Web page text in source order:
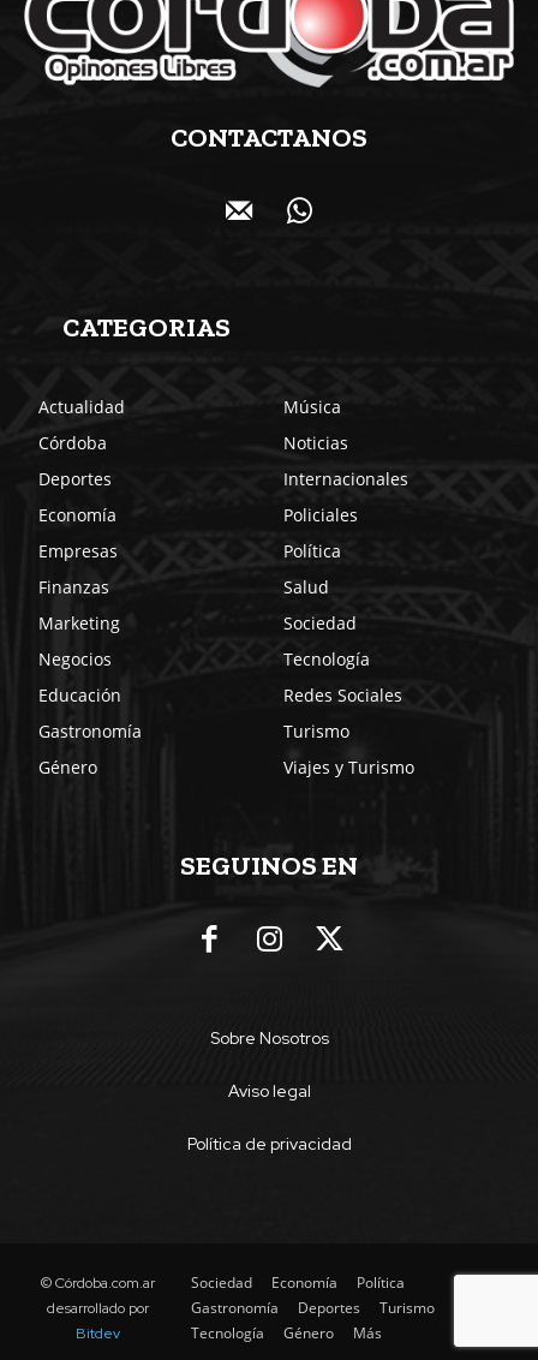
CONTACTANOS
CATEGORIAS
Actualidad
Córdoba
Deportes
Economía
Empresas
Finanzas
Marketing
Negocios
Educación
Gastronomía
Género
Música
Noticias
Internacionales
Policiales
Política
Salud
Sociedad
Tecnología
Redes Sociales
Turismo
Viajes y Turismo
SEGUINOS EN
Sobre Nosotros
Aviso legal
Política de privacidad
© Córdoba.com.ar
desarrollado por
Bitdev
Sociedad Economía
Política
Gastronomía
Deportes
Turismo
Tecnología
Género Más